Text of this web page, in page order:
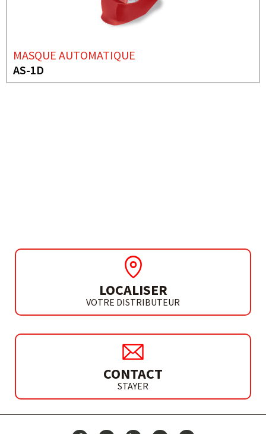
MASQUE AUTOMATIQUE
AS-1D
LOCALISER
VOTRE DISTRIBUTEUR
CONTACT
STAYER